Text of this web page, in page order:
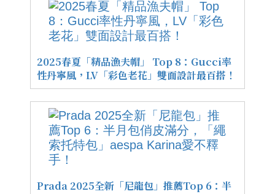
2025春夏「精品漁夫帽」 Top 8：Gucci率
性丹寧風，LV「彩色老花」雙面設計最百搭！
Prada 2025全新「尼龍包」推薦Top 6：半